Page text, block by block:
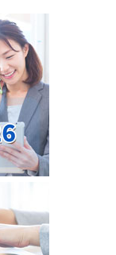
イ
エ
ー
ス
ト
ラ
ッ
ク
（U-
1991
年
式